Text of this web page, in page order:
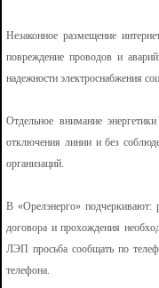
Незаконное размещение
повреждение проводов и
надежности электроснабжения
Отдельное внимание
отключения линии и без
организаций.
В «Орелэнерго»
договора и прохождения
ЛЭП просьба сообщать по
телефона.